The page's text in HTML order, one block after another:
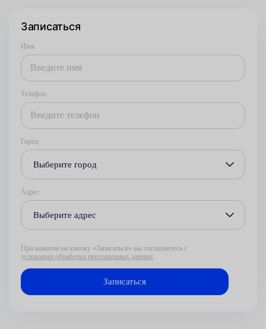
Записаться
Имя
Телефон
Город
Выберите город
Адрес
Выберите адрес
При нажатии на кнопку «Записаться» вы соглашаетесь с
условиями обработки персональных данных